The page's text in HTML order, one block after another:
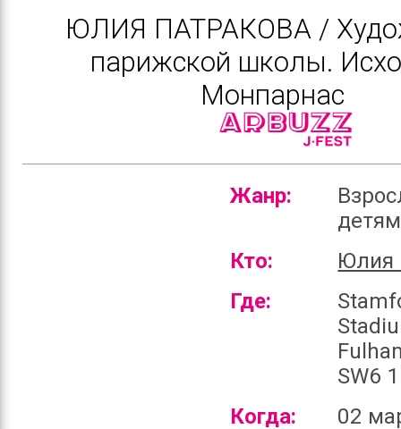
ЮЛИЯ ПАТРАКОВА /
парижской школы.
Монпарнас
Жанр:
детям
Кто:
Юлия
Где:
SW6
Когда:
02